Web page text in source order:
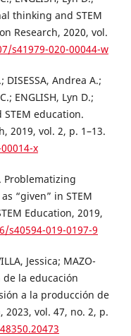
thinking and STEM
Research, 2020, vol.
s41979-020-00044-w
DISESSA, Andrea A.;
ENGLISH, Lyn D.;
STEM education.
2019, vol. 2, p. 1–13.
x
Problematizing
“given” in STEM
Education, 2019,
019-0197-9
Jessica; MAZO-
de la educación
a la producción de
vol. 47, no. 2, p.